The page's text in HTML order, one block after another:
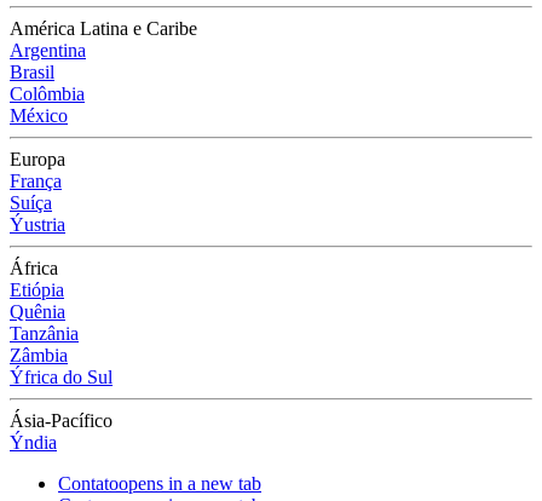
América Latina e Caribe
Argentina
Brasil
Colômbia
México
Europa
França
Suíça
Ýustria
África
Etiópia
Quênia
Tanzânia
Zâmbia
Ýfrica do Sul
Ásia-Pacífico
Ýndia
Contatoopens in a new tab